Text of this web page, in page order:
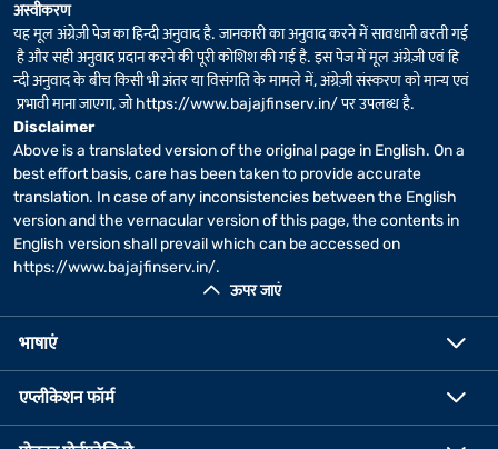
ऊपर जाएं
अस्वीकरण
यह मूल अंग्रेज़ी पेज का हिन्दी अनुवाद है. जानकारी का अनुवाद करने में सावधानी बरती गई
है और सही अनुवाद प्रदान करने की पूरी कोशिश की गई है. इस पेज में मूल अंग्रेज़ी एवं हि
न्दी अनुवाद के बीच किसी भी अंतर या विसंगति के मामले में, अंग्रेज़ी संस्करण को मान्य एवं
प्रभावी माना जाएगा, जोhttps://www.bajajfinserv.in/पर उपलब्ध है.
Disclaimer
Above is a translated version of the original page in English. On a
best effort basis, care has been taken to provide accurate
translation. In case of any inconsistencies between the English
version and the vernacular version of this page, the contents in
English version shall prevail which can be accessed on
https://www.bajajfinserv.in/.
भाषाएं
एप्लीकेशन फॉर्म